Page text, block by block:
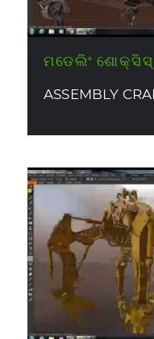
ମଡେଲିଂ ଶୋକ୍ସିସ୍
ASSEMBLY